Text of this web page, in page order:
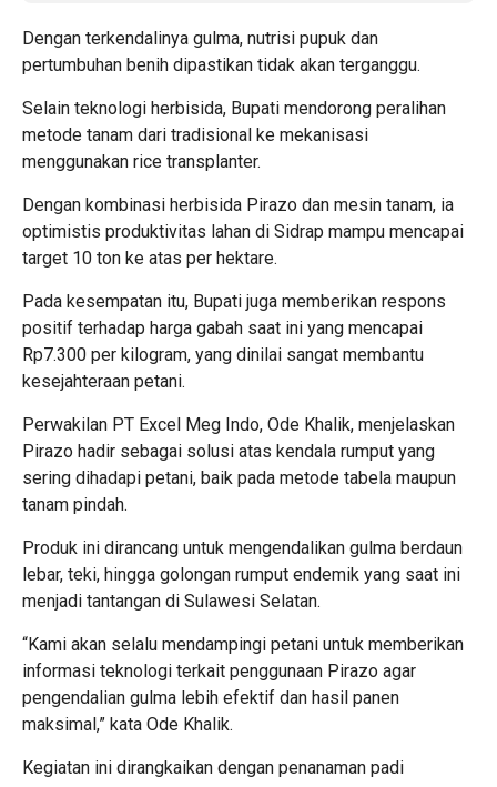
Dengan terkendalinya gulma, nutrisi pupuk dan
pertumbuhan benih dipastikan tidak akan terganggu.
Selain teknologi herbisida, Bupati mendorong peralihan
metode tanam dari tradisional ke mekanisasi
menggunakan rice transplanter.
Dengan kombinasi herbisida Pirazo dan mesin tanam, ia
optimistis produktivitas lahan di Sidrap mampu mencapai
target 10 ton ke atas per hektare.
Pada kesempatan itu, Bupati juga memberikan respons
positif terhadap harga gabah saat ini yang mencapai
Rp7.300 per kilogram, yang dinilai sangat membantu
kesejahteraan petani.
Perwakilan PT Excel Meg Indo, Ode Khalik, menjelaskan
Pirazo hadir sebagai solusi atas kendala rumput yang
sering dihadapi petani, baik pada metode tabela maupun
tanam pindah.
Produk ini dirancang untuk mengendalikan gulma berdaun
lebar, teki, hingga golongan rumput endemik yang saat ini
menjadi tantangan di Sulawesi Selatan.
“Kami akan selalu mendampingi petani untuk memberikan
informasi teknologi terkait penggunaan Pirazo agar
pengendalian gulma lebih efektif dan hasil panen
maksimal,” kata Ode Khalik.
Kegiatan ini dirangkaikan dengan penanaman padi